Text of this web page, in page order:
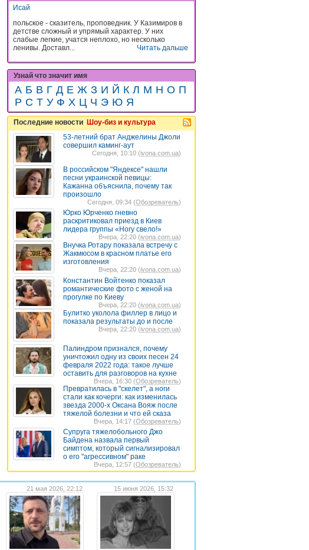
Исай
польское - сказитель, проповедник. У Казимиров в
детстве сложный и упрямый характер. У них
слабые легкие, учатся неплохо, но несколько
ленивы. Доставл...
Читать дальше
Узнай что значит имя
А Б В Г Д Е Ж З И Й К Л М Н О П
Р С Т У Ф Х Ц Ч Э Ю Я
Последние новости Шоу-биз и культура
53-летний брат Анджелины Джоли
совершил каминг-аут
Сегодня, 10:10 (ivona.com.ua)
В российском "Яндексе" нашли
песни украинской певицы:
Кажанна объяснила, почему так
произошло
Сегодня, 09:34 (Обозреватель)
Юрко Юрченко гневно
раскритиковал приезд в Киев
лидера группы «Ногу свело!»
Вчера, 22:20 (ivona.com.ua)
Внучка Ротару показала встречу с
Жакмюсом в красном платье его
изготовления
Вчера, 22:20 (ivona.com.ua)
Константин Войтенко показал
романтические фото с женой на
прогулке по Киеву
Вчера, 22:20 (ivona.com.ua)
Булитко уколола филлер в лицо и
показала результаты до и после
Вчера, 22:20 (ivona.com.ua)
Палиндром признался, почему
уничтожил одну из своих песен 24
февраля 2022 года: такое лучше
оставить для разговоров на кухне
Вчера, 16:30 (Обозреватель)
Превратилась в "скелет", а ноги
стали как кочерги: как изменилась
звезда 2000-х Оксана Вояж после
тяжелой болезни и что ей сказа
Вчера, 14:17 (Обозреватель)
Супруга тяжелобольного Джо
Байдена назвала первый
симптом, который сигнализировал
о его "агрессивном" раке
Вчера, 12:57 (Обозреватель)
21 мая 2026, 22:12 15 июня 2026, 15:32